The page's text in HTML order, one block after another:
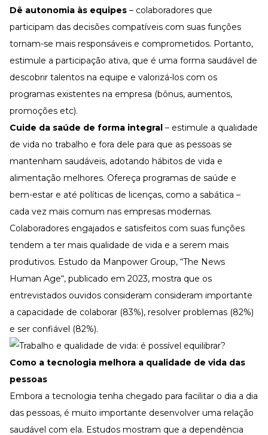
Dê autonomia às equipes – colaboradores que
participam das decisões compatíveis com suas funções
tornam-se mais responsáveis e comprometidos. Portanto,
estimule a participação ativa, que é uma forma saudável de
descobrir talentos na equipe e valorizá-los com os
programas existentes na empresa (bônus, aumentos,
promoções etc).
Cuide da saúde de forma integral – estimule a qualidade
de vida no trabalho e fora dele para que as pessoas se
mantenham saudáveis, adotando hábitos de vida e
alimentação melhores. Ofereça programas de saúde e
bem-estar e até políticas de licenças, como a sabática –
cada vez mais comum nas empresas modernas.
Colaboradores engajados e satisfeitos com suas funções
tendem a ter mais qualidade de vida e a serem mais
produtivos. Estudo da Manpower Group, “The News
Human Age“, publicado em 2023, mostra que os
entrevistados ouvidos consideram consideram importante
a capacidade de colaborar (83%), resolver problemas (82%)
e ser confiável (82%).
Como a tecnologia melhora a qualidade de vida das
pessoas
Embora a tecnologia tenha chegado para facilitar o dia a dia
das pessoas, é muito importante desenvolver uma relação
saudável com ela. Estudos mostram que a dependência